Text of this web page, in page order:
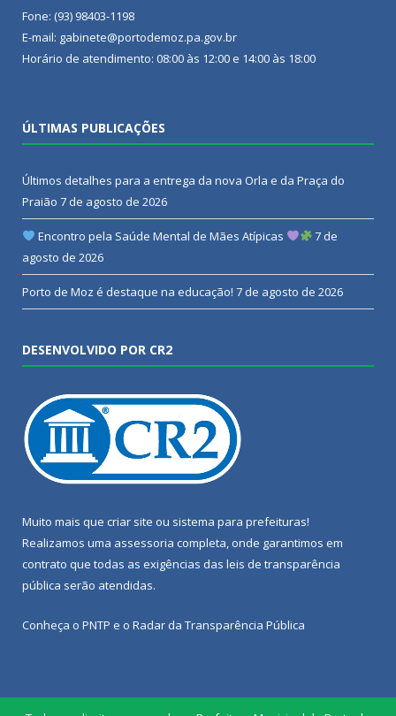
Fone: (93) 98403-1198
E-mail: gabinete@portodemoz.pa.gov.br
Horário de atendimento: 08:00 às 12:00 e 14:00 às 18:00
ÚLTIMAS PUBLICAÇÕES
Últimos detalhes para a entrega da nova Orla e da Praça do
Praião 7 de agosto de 2026
Encontro pela Saúde Mental de Mães Atípicas
7 de
agosto de 2026
Porto de Moz é destaque na educação! 7 de agosto de 2026
DESENVOLVIDO POR CR2
Muito mais que criar site ou sistema para prefeituras!
Realizamos uma assessoria completa, onde garantimos em
contrato que todas as exigências das leis de transparência
pública serão atendidas.
Conheça o PNTP e o Radar da Transparência Pública